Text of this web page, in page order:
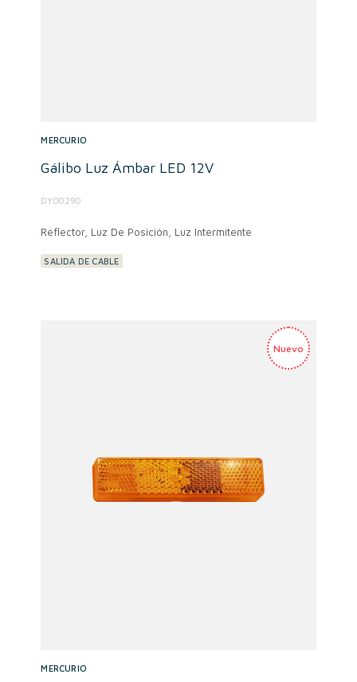
MERCURIO
Gálibo Luz Ámbar LED 12V
DY00290
Reflector, Luz De Posición, Luz Intermitente
SALIDA DE CABLE
MERCURIO